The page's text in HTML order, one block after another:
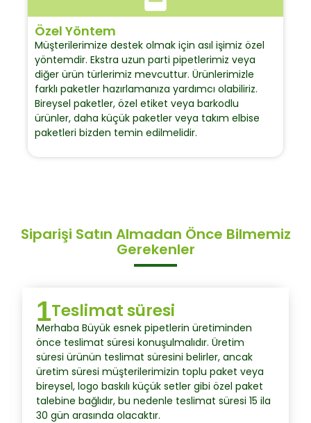
Özel Yöntem
Müşterilerimize destek olmak için asıl işimiz özel
yöntemdir. Ekstra uzun parti pipetlerimiz veya
diğer ürün türlerimiz mevcuttur. Ürünlerimizle
farklı paketler hazırlamanıza yardımcı olabiliriz.
Bireysel paketler, özel etiket veya barkodlu
ürünler, daha küçük paketler veya takım elbise
paketleri bizden temin edilmelidir.
Siparişi Satın Almadan Önce Bilmemiz
Gerekenler
1Teslimat süresi
Merhaba Büyük esnek pipetlerin üretiminden
önce teslimat süresi konuşulmalıdır. Üretim
süresi ürünün teslimat süresini belirler, ancak
üretim süresi müşterilerimizin toplu paket veya
bireysel, logo baskılı küçük setler gibi özel paket
talebine bağlıdır, bu nedenle teslimat süresi 15 ila
30 gün arasında olacaktır.